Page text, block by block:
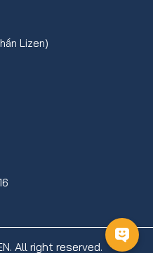
Lizen)
All right reserved.